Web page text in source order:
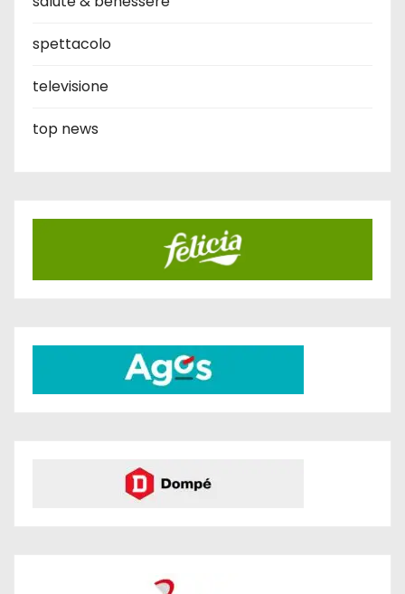
spettacolo
televisione
top news